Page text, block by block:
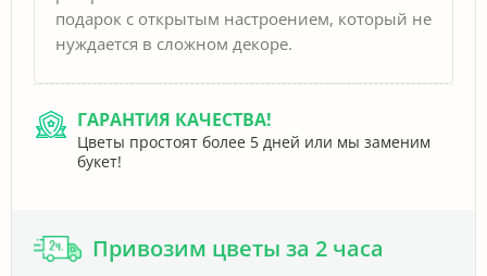
подарок с открытым настроением, который не
нуждается в сложном декоре.
ГАРАНТИЯ КАЧЕСТВА!
Цветы простоят более 5 дней или мы заменим
букет!
Привозим цветы за 2 часа